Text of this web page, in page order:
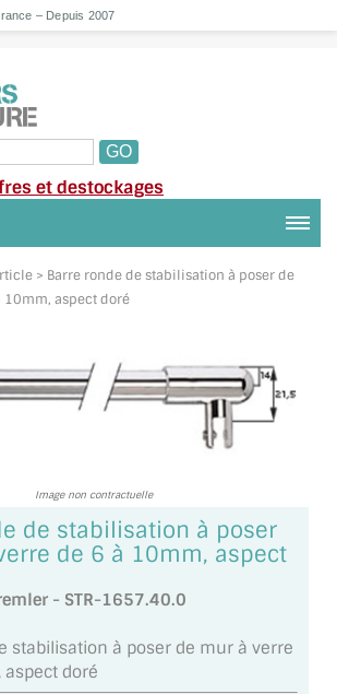
– Depuis 2007
et destockages
DEVIS
PAR UTILISATION
ET NOUVEAUTÉS
BROSSÉ
> Barre ronde de stabilisation à poser de
10mm, aspect doré
Image non contractuelle
de stabilisation à poser
de 6 à 10mm, aspect
- STR-1657.40.0
stabilisation à poser de mur à verre
doré